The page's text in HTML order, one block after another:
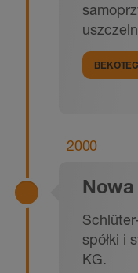
BEKOTEC
2000
Nowa
spółki i
KG.